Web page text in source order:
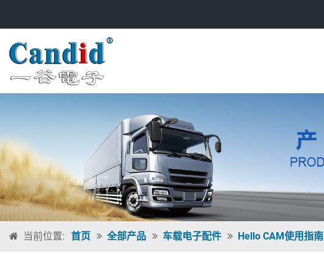
当前位置: 首页 全部产品 车载电子配件 Hello CAM使用指南